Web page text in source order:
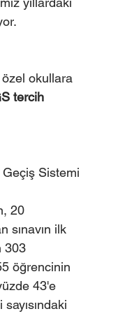
özel okullara
tercih
Geçiş Sistemi
20
sınavın ilk
303
öğrencinin
43'e